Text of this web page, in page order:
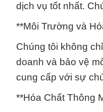
dịch vụ tốt nhất.
**Môi Trường và
Chúng tôi không
doanh và bảo vệ
cung cấp với sự
**Hóa Chất Thông